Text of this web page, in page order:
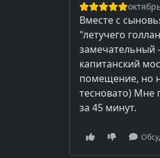
Вместе с
"летучего
замечательный
капитанский
помещение, но
тесновато) Мне
за 45 минут.